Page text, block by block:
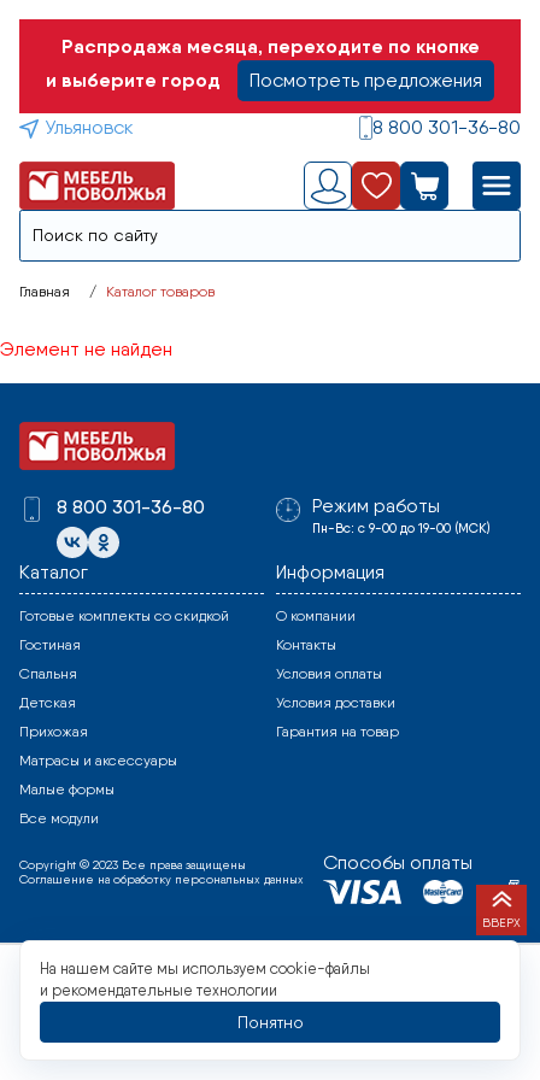
Распродажа месяца, переходите по кнопке
и выберите город
Посмотреть предложения
Ульяновск 8 800 301-36-80
Главная Каталог товаров
Элемент не найден
8 800 301-36-80 Режим работы
Пн-Вс: с 9-00 до 19-00 (МСК)
Каталог
Готовые комплекты со скидкой
Гостиная
Спальня
Детская
Прихожая
Матрасы и аксессуары
Малые формы
Все модули
Информация
О компании
Контакты
Условия оплаты
Условия доставки
Гарантия на товар
Copyright © 2023 Все права защищены
Соглашение на обработку персональных данных
Способы оплаты
ВВЕРХ
На нашем сайте мы используем cookie-файлы
и рекомендательные технологии
Понятно